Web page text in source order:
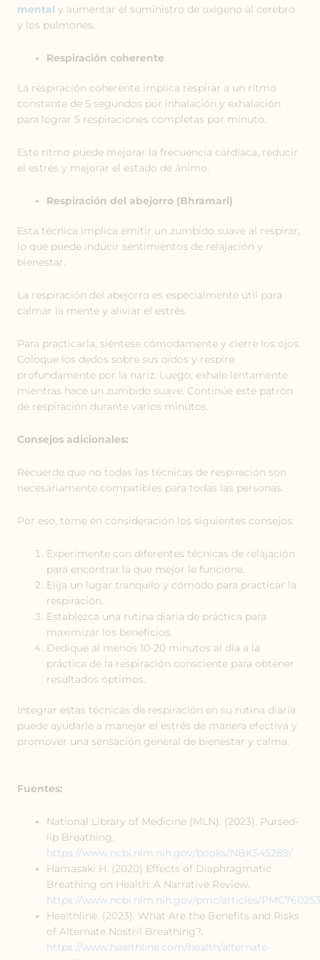
mental y aumentar el suministro de oxígeno al cerebro
y los pulmones.
Respiración coherente
La respiración coherente implica respirar a un ritmo
constante de 5 segundos por inhalación y exhalación
para lograr 5 respiraciones completas por minuto.
Este ritmo puede mejorar la frecuencia cardíaca, reducir
el estrés y mejorar el estado de ánimo.
Respiración del abejorro (Bhramari)
Esta técnica implica emitir un zumbido suave al respirar,
lo que puede inducir sentimientos de relajación y
bienestar.
La respiración del abejorro es especialmente útil para
calmar la mente y aliviar el estrés.
Para practicarla, siéntese cómodamente y cierre los ojos.
Coloque los dedos sobre sus oídos y respire
profundamente por la nariz. Luego, exhale lentamente
mientras hace un zumbido suave. Continúe este patrón
de respiración durante varios minutos.
Consejos adicionales:
Recuerde que no todas las técnicas de respiración son
necesariamente compatibles para todas las personas.
Por eso, tome en consideración los siguientes consejos:
Experimente con diferentes técnicas de relajación
para encontrar la que mejor le funcione.
Elija un lugar tranquilo y cómodo para practicar la
respiración.
Establezca una rutina diaria de práctica para
maximizar los beneficios.
Dedique al menos 10-20 minutos al día a la
práctica de la respiración consciente para obtener
resultados óptimos.
Integrar estas técnicas de respiración en su rutina diaria
puede ayudarle a manejar el estrés de manera efectiva y
promover una sensación general de bienestar y calma.
Fuentes:
National Library of Medicine (MLN). (2023). Pursed-
lip Breathing.
https://www.ncbi.nlm.nih.gov/books/NBK545289/
Hamasaki H. (2020) Effects of Diaphragmatic
Breathing on Health: A Narrative Review.
https://www.ncbi.nlm.nih.gov/pmc/articles/
Healthline. (2023). What Are the Benefits and Risks
of Alternate Nostril Breathing?.
https://www.healthline.com/health/alternate-